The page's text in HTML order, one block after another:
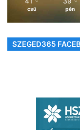
csü pén
SZEGED365